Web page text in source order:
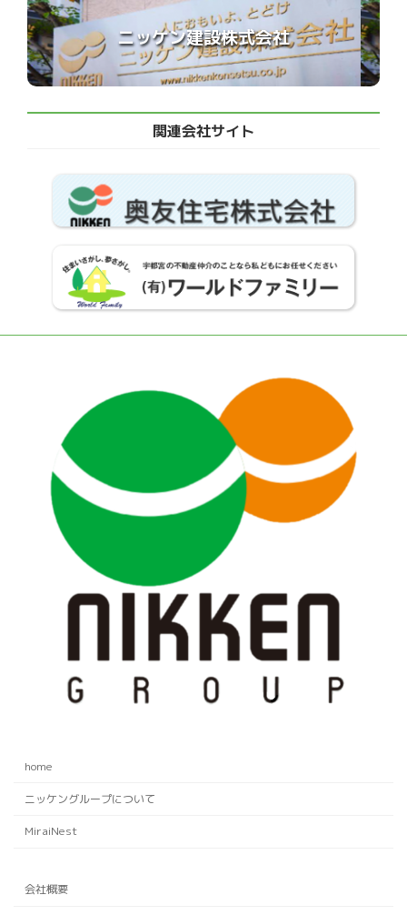
ニッケン建設株式会社
関連会社サイト
home
ニッケングループについて
MiraiNest
会社概要